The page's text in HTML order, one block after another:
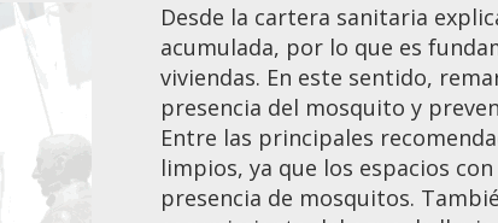
Desde la cartera sanitaria
acumulada, por lo que es
viviendas. En este sentido,
presencia del mosquito y
Entre las principales
limpios, ya que los espacios
presencia de mosquitos.